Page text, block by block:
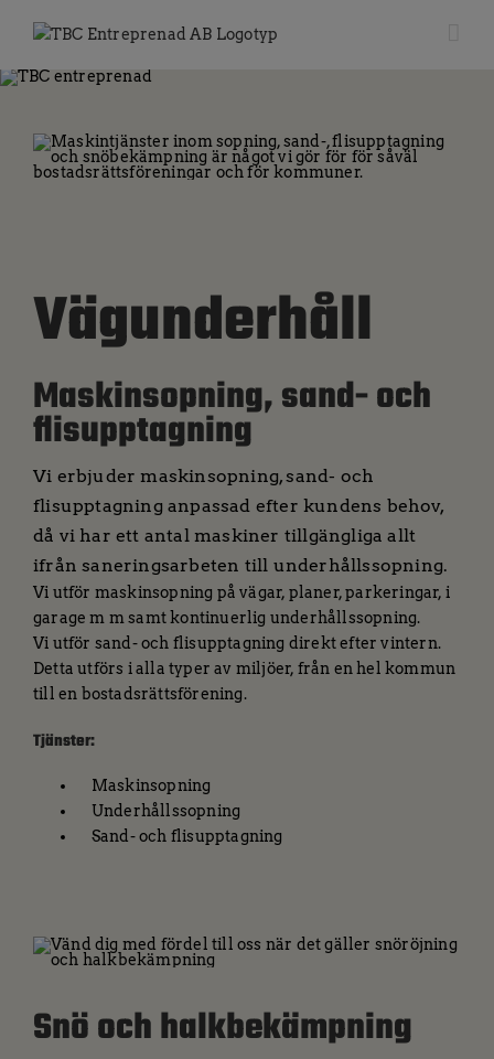
Vägunderhåll
Maskinsopning, sand- och
flisupptagning
Vi erbjuder maskinsopning, sand- och
flisupptagning anpassad efter kundens behov,
då vi har ett antal maskiner tillgängliga allt
ifrån saneringsarbeten till underhållssopning.
Vi utför maskinsopning på vägar, planer, parkeringar, i
garage m m samt kontinuerlig underhållssopning.
Vi utför sand- och flisupptagning direkt efter vintern.
Detta utförs i alla typer av miljöer, från en hel kommun
till en bostadsrättsförening.
Tjänster:
Maskinsopning
Underhållssopning
Sand- och flisupptagning
Snö och halkbekämpning